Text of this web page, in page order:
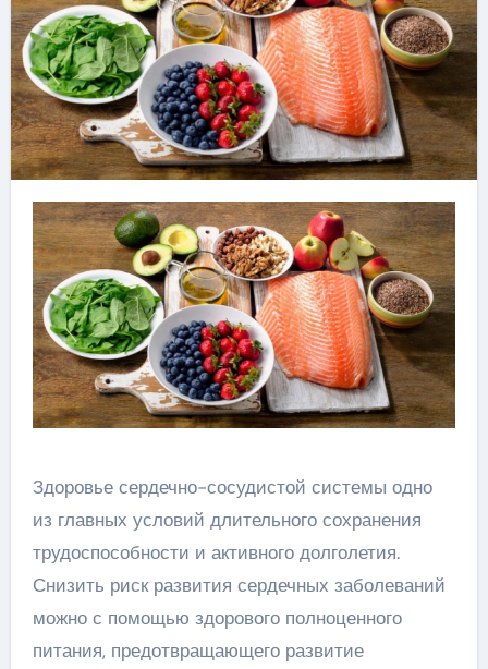
Здоровье сердечно-сосудистой системы одно
из главных условий длительного сохранения
трудоспособности и активного долголетия.
Снизить риск развития сердечных заболеваний
можно с помощью здорового полноценного
питания, предотвращающего развитие